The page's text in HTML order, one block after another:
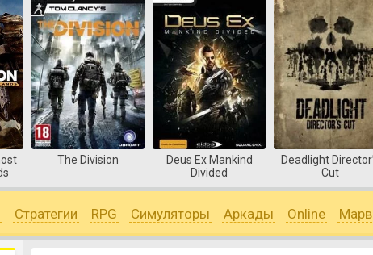
The Division
Deus Ex Mankind
Divided
Deadlight
Cut
Стратегии RPG Симуляторы Аркады Online